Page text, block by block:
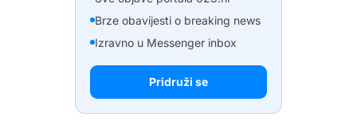
Brze obavijesti o breaking news
Izravno u Messenger inbox
Pridruži se